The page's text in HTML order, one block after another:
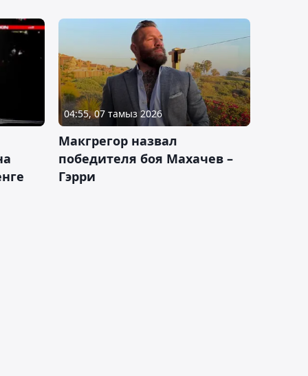
04:55, 07 тамыз 2026
Макгрегор назвал
победителя боя Махачев –
Гэрри